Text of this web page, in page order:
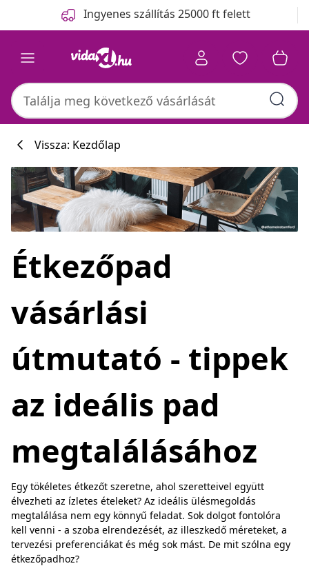
Ingyenes szállítás 25000 ft felett
Vissza: Kezdőlap
Étkezőpad
vásárlási
útmutató - tippek
az ideális pad
megtalálásához
Egy tökéletes étkezőt szeretne, ahol szeretteivel együtt
élvezheti az ízletes ételeket? Az ideális ülésmegoldás
megtalálása nem egy könnyű feladat. Sok dolgot fontolóra
kell venni - a szoba elrendezését, az illeszkedő méreteket, a
tervezési preferenciákat és még sok mást. De mit szólna egy
étkezőpadhoz?